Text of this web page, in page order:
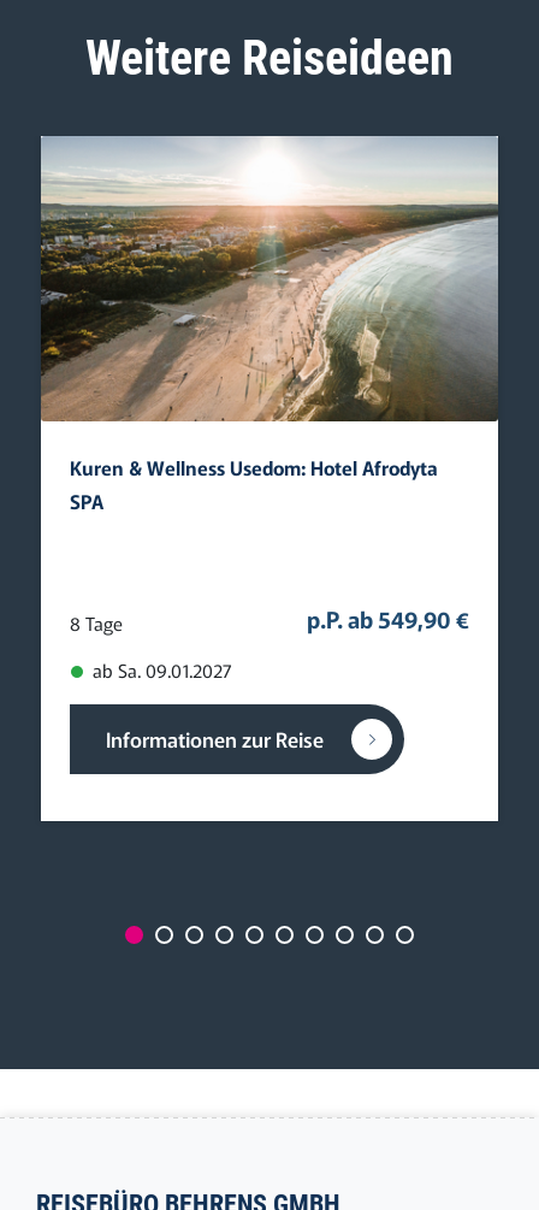
Weitere Reiseideen
Kuren & Wellness Usedom: Hotel Afrodyta
SPA
8 Tage
ab Sa. 09.01.2027
p.P. ab 549,90 €
Informationen zur Reise